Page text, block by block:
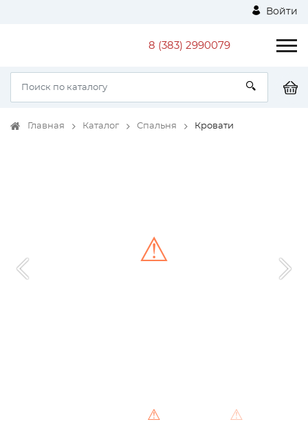
Войти
8 (383) 2990079
Главная Каталог Спальня Кровати
⚠ ⚠
⚠